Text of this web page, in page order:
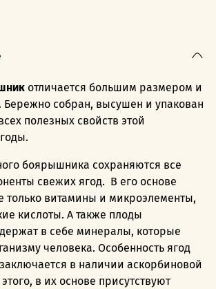
отличается большим размером и
Бережно собран, высушен и упакован
полезных свойств этой
боярышника сохраняются все
свежих ягод. В его основе
только витамины и микроэлементы,
кислоты. А также плоды
в себе минералы, которые
человека. Особенность ягод
в наличии аскорбиновой
в их основе присутствуют